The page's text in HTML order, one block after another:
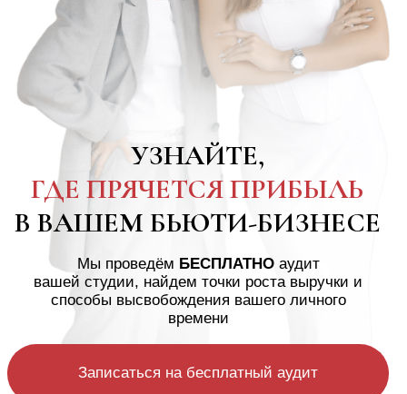
Записаться на бесплатный аудит
Мы проведём аудит
вашей студии, найдем точки роста выручки и
способы высвобождения вашего личного
УЗНАЙТЕ
ГДЕ ПРЯЧЕТСЯ ПРИБЫЛЬ
В ВАШЕМ БЬЮТИ-БИЗНЕСЕ